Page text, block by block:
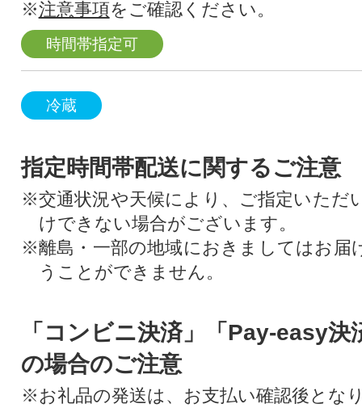
※注意事項をご確認ください。
時間帯指定可
冷蔵
指定時間帯配送に関するご注意
※交通状況や天候により、ご指定いただ
けできない場合がございます。
※離島・一部の地域におきましてはお届
うことができません。
「コンビニ決済」「Pay-easy決
の場合のご注意
※お礼品の発送は、お支払い確認後とな